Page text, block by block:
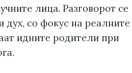
лица. Разговорот се
дух, со фокус на реалните
идните родители при